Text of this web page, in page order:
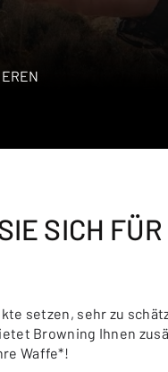
SICH
setzen, sehr zu
Browning Ihnen
Waffe*!